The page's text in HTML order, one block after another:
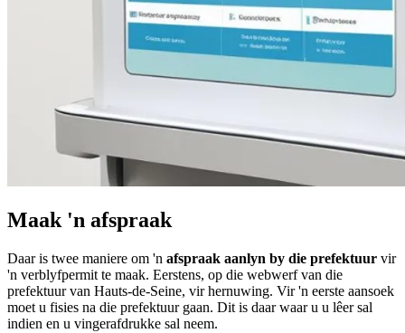
Maak 'n afspraak
Daar is twee maniere om 'n afspraak aanlyn by die prefektuur vir
'n verblyfpermit te maak. Eerstens, op die webwerf van die
prefektuur van Hauts-de-Seine, vir hernuwing. Vir 'n eerste aansoek
moet u fisies na die prefektuur gaan. Dit is daar waar u u lêer sal
indien en u vingerafdrukke sal neem.